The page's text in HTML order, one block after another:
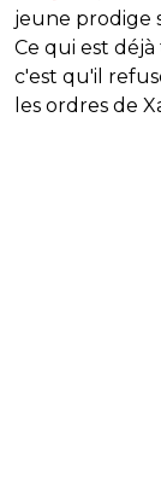
jeune prodige
Ce qui est
c'est qu'il
les ordres de